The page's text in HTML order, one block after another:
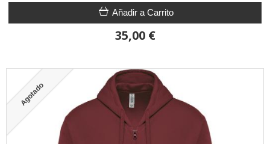
Añadir a Carrito
35,00 €
Agotado